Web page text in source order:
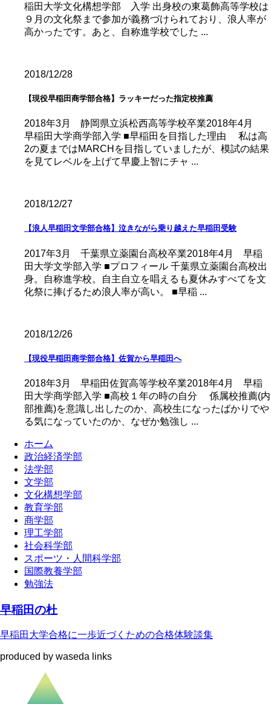
稲田大学文化構想学部 入学 出身校の東葛飾高等学校は
９月の文化祭まで参加が義務づけられており、浪人率が
高かったです。あと、自称進学校でした ...
2018/12/28
【現役早稲田商学部合格】ラッキーだった指定校推薦
2018年3月 静岡県立浜松西高等学校卒業2018年4月
早稲田大学商学部入学 ■早稲田を目指した理由 私は高
2の夏まではMARCHを目指していましたが、模試の結果
を見てレベルを上げて早慶上智にチャ ...
2018/12/27
【浪人早稲田文学部合格】泣きながら乗り越えた早稲田受験
2017年3月 千葉県立薬園台高校卒業2018年4月 早稲
田大学文学部入学 ■プロフィール 千葉県立薬園台高校出
身。自称進学校。自主自立を唱えるも夏休みすべてを文
化祭に捧げるため浪人率が高い。 ■早稲 ...
2018/12/26
【現役早稲田商学部合格】佐賀から早稲田へ
2018年3月 早稲田佐賀高等学校卒業2018年4月 早稲
田大学商学部入学 ■高校１年の時の自分 係属校推薦(内
部推薦)を意識し出したのか、高校生になったばかりでや
る気になっていたのか、なぜか勉強し ...
ホーム
政治経済学部
法学部
文学部
文化構想学部
教育学部
商学部
理工学部
社会科学部
スポーツ・人間科学部
国際教養学部
勉強法
早稲田の杜
早稲田大学合格に一歩近づくための合格体験談集
produced by waseda links